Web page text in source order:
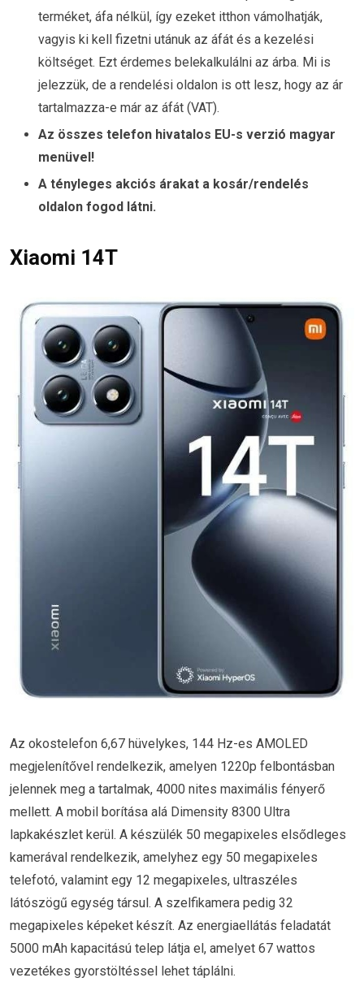
terméket, áfa nélkül, így ezeket itthon vámolhatják,
vagyis ki kell fizetni utánuk az áfát és a kezelési
költséget. Ezt érdemes belekalkulálni az árba. Mi is
jelezzük, de a rendelési oldalon is ott lesz, hogy az ár
tartalmazza-e már az áfát (VAT).
Az összes telefon hivatalos EU-s verzió magyar
menüvel!
A tényleges akciós árakat a kosár/rendelés
oldalon fogod látni.
Xiaomi 14T
Az okostelefon 6,67 hüvelykes, 144 Hz-es AMOLED
megjelenítővel rendelkezik, amelyen 1220p felbontásban
jelennek meg a tartalmak, 4000 nites maximális fényerő
mellett. A mobil borítása alá Dimensity 8300 Ultra
lapkakészlet kerül. A készülék 50 megapixeles elsődleges
kamerával rendelkezik, amelyhez egy 50 megapixeles
telefotó, valamint egy 12 megapixeles, ultraszéles
látószögű egység társul. A szelfikamera pedig 32
megapixeles képeket készít. Az energiaellátás feladatát
5000 mAh kapacitású telep látja el, amelyet 67 wattos
vezetékes gyorstöltéssel lehet táplálni.